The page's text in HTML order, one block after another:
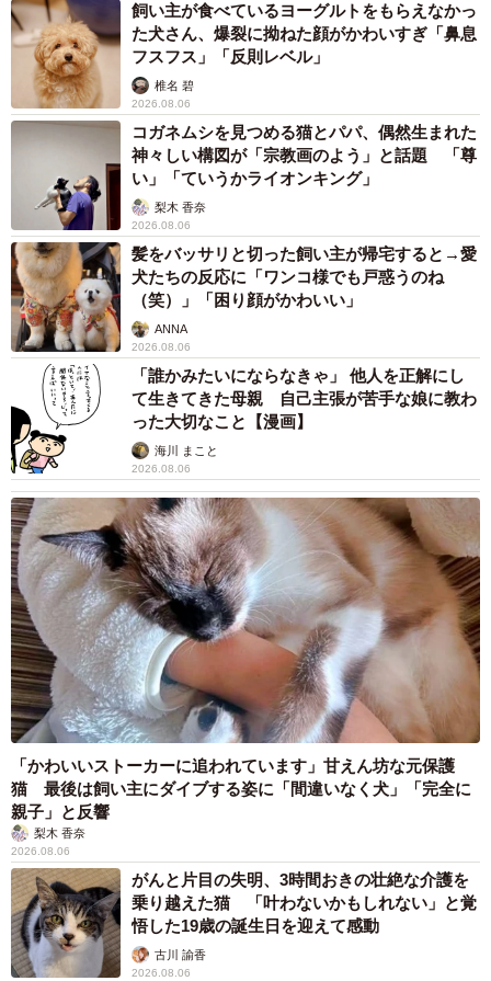
飼い主が食べているヨーグルトをもらえなかっ
た犬さん、爆裂に拗ねた顔がかわいすぎ「鼻息
フスフス」「反則レベル」
椎名 碧
2026.08.06
コガネムシを見つめる猫とパパ、偶然生まれた
神々しい構図が「宗教画のよう」と話題 「尊
い」「ていうかライオンキング」
梨木 香奈
2026.08.06
髪をバッサリと切った飼い主が帰宅すると→愛
犬たちの反応に「ワンコ様でも戸惑うのね
（笑）」「困り顔がかわいい」
ANNA
2026.08.06
「誰かみたいにならなきゃ」 他人を正解にし
て生きてきた母親 自己主張が苦手な娘に教わ
った大切なこと【漫画】
海川 まこと
2026.08.06
「かわいいストーカーに追われています」甘えん坊な元保護
猫 最後は飼い主にダイブする姿に「間違いなく犬」「完全に
親子」と反響
梨木 香奈
2026.08.06
がんと片目の失明、3時間おきの壮絶な介護を
乗り越えた猫 「叶わないかもしれない」と覚
悟した19歳の誕生日を迎えて感動
古川 諭香
2026.08.06